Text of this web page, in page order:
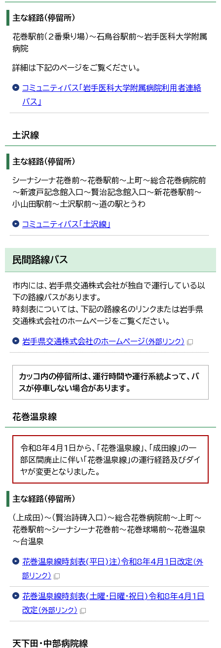
主な経路（停留所）
花巻駅前（2番乗り場）～石鳥谷駅前～岩手医科大学附属
病院
詳細は下記のページをご覧ください。
コミュニティバス「岩手医科大学附属病院利用者連絡
バス」
土沢線
主な経路（停留所）
シーナシーナ花巻前～花巻駅前～上町～総合花巻病院前
～新渡戸記念館入口～賢治記念館入口～新花巻駅前～
小山田駅前～土沢駅前～道の駅とうわ
コミュニティバス「土沢線」
民間路線バス
市内には、岩手県交通株式会社が独自で運行している以
下の路線バスがあります。
時刻表については、下記の路線名のリンクまたは岩手県
交通株式会社のホームページをご覧ください。
岩手県交通株式会社のホームページ （外部リンク）
カッコ内の停留所は、運行時間や運行系統よって、バ
スが停車しない場合があります。
花巻温泉線
令和8年4月1日から、「花巻温泉線」、「成田線」の一
部区間廃止に伴い「花巻温泉線」の運行経路及びダイ
ヤが変更となりました。
主な経路（停留所）
（上成田）～（賢治詩碑入口）～総合花巻病院前～上町～
花巻駅前～シーナシーナ花巻前～花巻球場前～花巻温泉
～台温泉
花巻温泉線時刻表(平日)注）令和8年4月1日改定 （外
部リンク）
花巻温泉線時刻表(土曜・日曜・祝日)令和8年4月1日
改定 （外部リンク）
天下田・中部病院線